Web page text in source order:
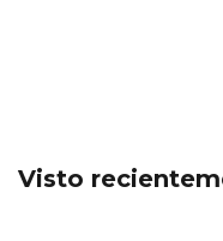
Visto